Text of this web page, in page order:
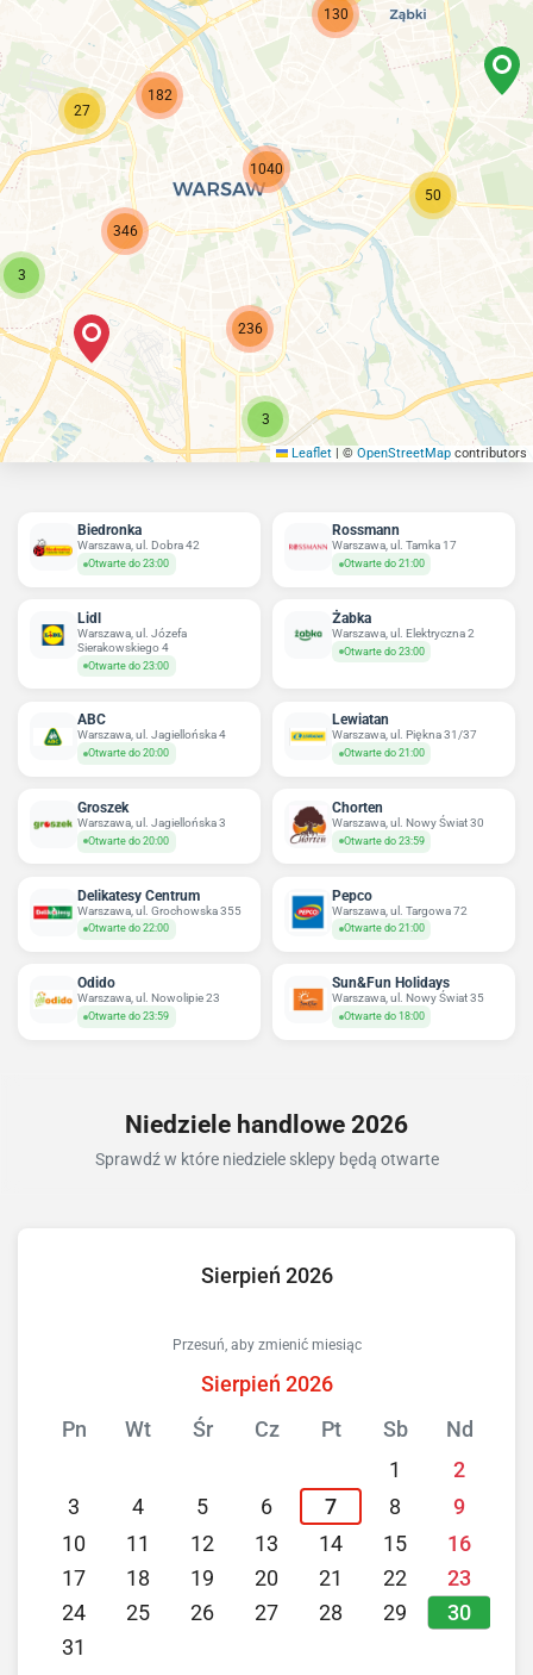
50
1040
182
130
236
346
27
3
3
Leaflet | © OpenStreetMap contributors
Biedronka
Warszawa, ul. Dobra 42
Otwarte do 23:00
Rossmann
Warszawa, ul. Tamka 17
Otwarte do 21:00
Lidl
Warszawa, ul. Józefa
Sierakowskiego 4
Otwarte do 23:00
Żabka
Warszawa, ul. Elektryczna 2
Otwarte do 23:00
ABC
Warszawa, ul. Jagiellońska 4
Otwarte do 20:00
Lewiatan
Warszawa, ul. Piękna 31/37
Otwarte do 21:00
Groszek
Warszawa, ul. Jagiellońska 3
Otwarte do 20:00
Chorten
Warszawa, ul. Nowy Świat 30
Otwarte do 23:59
Delikatesy Centrum
Warszawa, ul. Grochowska 355
Otwarte do 22:00
Pepco
Warszawa, ul. Targowa 72
Otwarte do 21:00
Odido
Warszawa, ul. Nowolipie 23
Otwarte do 23:59
Sun&Fun Holidays
Warszawa, ul. Nowy Świat 35
Otwarte do 18:00
Niedziele handlowe 2026
Sprawdź w które niedziele sklepy będą otwarte
Sierpień 2026
Przesuń, aby zmienić miesiąc
Sierpień 2026
Pn
Wt Śr Cz Pt Sb
Nd
1
2
3
4 5 6 7 8
9
10
11 12 13 14 15
16
17
18 19 20 21 22
23
24
25 26 27 28 29 30
31